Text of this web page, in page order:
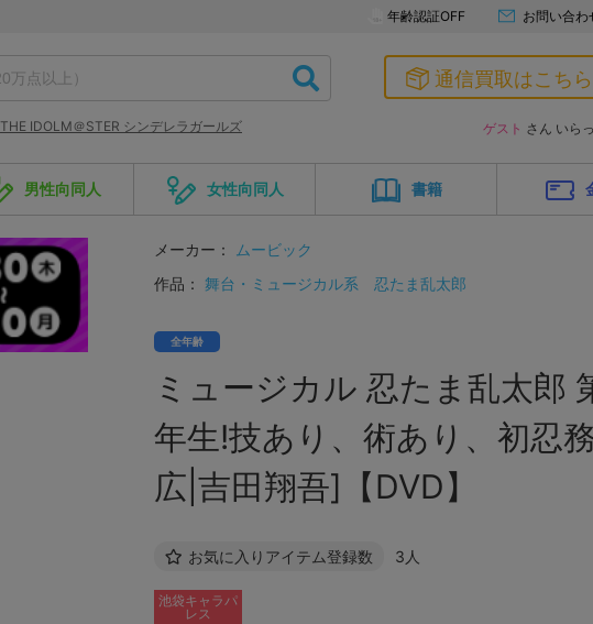
年齢認証OFF お問い合わ
THE IDOLM＠STER シンデレラガールズ
通信買取はこちら
ゲスト さん いら
男性向同人 女性向同人 書籍
メーカー：
ムービック
作品： 舞台・ミュージカル系 忍たま乱太郎
全年齢
ミュージカル 忍たま乱太郎
年生!技あり、術あり、初忍
広|吉田翔吾]【DVD】
お気に入りアイテム登録数 3人
池袋キャラパ
レス